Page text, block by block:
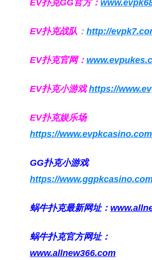
EV扑克GG官方：
EV扑克战队 ： http://
EV扑克官网：
EV扑克小游戏https://
EV扑克娱乐场
https://www.evpkcasino.com
GG扑克小游戏
https://
蜗牛扑克最新网址：
蜗牛扑克官方网址：
www.allnew366.com